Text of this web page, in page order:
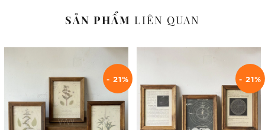
SẢN PHẨM LIÊN QUAN
- 21% - 21%